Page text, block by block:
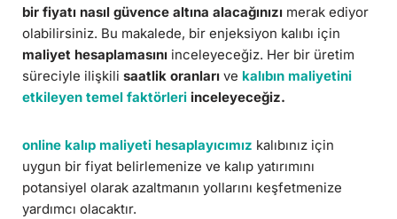
bir fiyatı nasıl güvence altına alacağınızı merak ediyor
olabilirsiniz. Bu makalede, bir enjeksiyon kalıbı için
maliyet hesaplamasını inceleyeceğiz. Her bir üretim
süreciyle ilişkili saatlik oranları ve kalıbın maliyetini
etkileyen temel faktörleri inceleyeceğiz.
online kalıp maliyeti hesaplayıcımız kalıbınız için
uygun bir fiyat belirlemenize ve kalıp yatırımını
potansiyel olarak azaltmanın yollarını keşfetmenize
yardımcı olacaktır.